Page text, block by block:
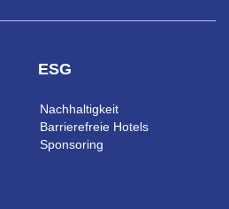
ESG
Nachhaltigkeit
Barrierefreie Hotels
Sponsoring